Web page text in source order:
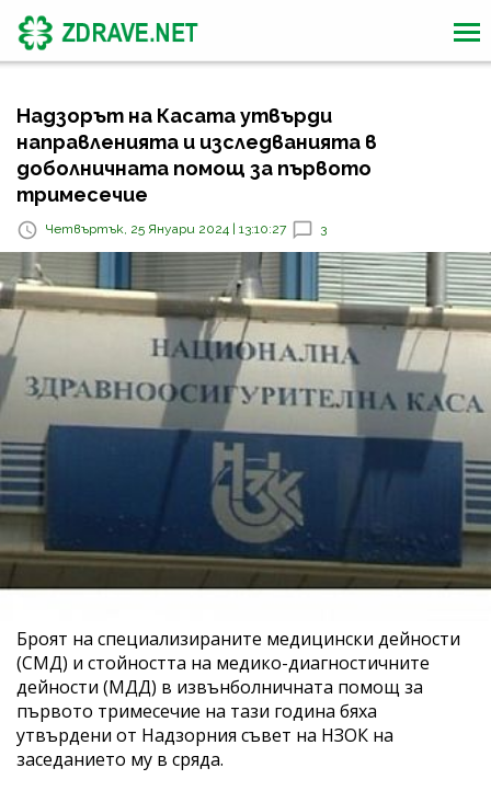
Надзорът на Касата утвърди
направленията и изследванията в
доболничната помощ за първото
тримесечие
Четвъртък, 25 Януари 2024 | 13:10:27 3
Броят на специализираните медицински дейности
(СМД) и стойността на медико-диагностичните
дейности (МДД) в извънболничната помощ за
първото тримесечие на тази година бяха
утвърдени от Надзорния съвет на НЗОК на
заседанието му в сряда.